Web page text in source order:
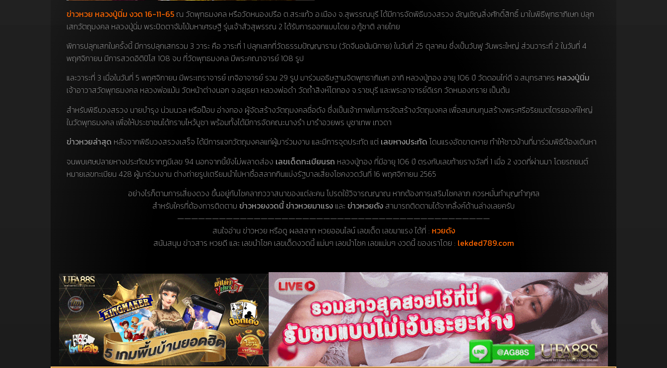
ข่าวหวย หลวงปู่นิ่ม งวด 16-11-65ณ วัดพุทธมงคล หรือวัดหนองปรือ ต.สระแก้ว อ.เมือง จ.สุพรรณบุรี ได้มีการจัดพิธีบวงสรวง อัญเชิญสิ่งศักดิ์สิทธิ์ มาในพิธีพุทธาภิเษก ปลุก
เสกวัตถุมงคล หลวงปู่นิ่ม พระปิดตาจัมโบ้มหาเศรษฐี รุ่นเจ้าสัวสุพรรณ 2 ได้รับการออกแบบโดย อ.กู้ชาติ ลายไทย
พิการปลุกเสกในครั้งนี้ มีการปลุกเสกรวม 3 วาระ คือ วาระที่ 1 ปลุกเสกที่วัดธรรมปัญญาราม (วัดจีนอนัมนิกาย) ในวันที่ 25 ตุลาคม ซึ่งเป็นวันฟู วันพระใหญ่ ส่วนวาระที่ 2 ในวันที่ 4
พฤศจิกายน มีการสวดอิติปิโส 108 จบ ที่วัดพุทธมงคล มีพระคณาจารย์ 108 รูป
และวาระที่ 3 เมื่อในวันที่ 5 พฤศจิกายน มีพระเถราจารย์ เกจิอาจารย์ รวม 29 รูป มาร่วมอธิษฐานจิตพุทธาภิเษก อาทิ หลวงปู่ทอง อายุ 106 ปี วัดดอนไก่ดี จ.สมุทรสาคร หลวงปู่นิ่ม
เจ้าอาวาสวัดพุทธมงคล หลวงพ่อแม้น วัดหน้าต่างนอก จ.อยุธยา หลวงพ่อดำ วัดถ้ำสิงห์โตทอง จ.ราชบุรี และพระอาจารย์ดิเรก วัดหนองทราย เป็นต้น
สำหรับพิธีบวงสรวง นายบำรุง น่วมนวล หรือป๊อบ อ่างทอง ผู้จัดสร้างวัตถุมงคลชื่อดัง ซึ่งเป็นเจ้าภาพในการจัดสร้างวัตถุมงคล เพื่อสมทบทุนสร้างพระศรีอริยเมตไตรยองค์ใหญ่
ในวัดพุทธมงคล เพื่อให้ประชาชนได้กราบไหว้บูชา พร้อมทั้งได้มีการจัดคณะนางรำ มารำอวยพร บูชาเทพ เทวดา
ข่าวหวยล่าสุด หลังจากพิธีบวงสรวงเสร็จ ได้มีการแจกวัตถุมงคลแก่ผู้มาร่วมงาน และมีการจุดประทัด แต่ เลขหางประทัด โดนแรงอัดขาดหาย ทำให้ชาวบ้านที่มาร่วมพิธีต้องเดินหา
จนพบเศษปลายหางประทัดปรากฏมีเลข 94 นอกจากนี้ยังไม่พลาดส่อง เลขเด็ดทะเบียนรถ หลวงปู่ทอง ที่มีอายุ 106 ปี ตรงกับเลขท้ายรางวัลที่ 1 เมื่อ 2 งวดที่ผ่านมา โดยรถยนต์
หมายเลขทะเบียน 428 ผู้มาร่วมงาน ต่างถ่ายรูปเตรียมนำไปหาซื้อสลากกินแบ่งรัฐบาลเสี่ยงโชคงวดวันที่ 16 พฤศจิกายน 2565
อย่างไรก็ตามการเสี่ยงดวง ขึ้นอยู่กับโชคลาภววาสนาของแต่ละคน โปรดใช้วิจารณญาณ หากต้องการเสริมโชคลาภ ควรหมั่นทำบุญทำกุศล
สำหรับใครที่ต้องการติดตาม ข่าวหวยงวดนี้ ข่าวหวยมาแรง และ ข่าวหวยดัง สามารถติดตามได้จากลิ้งค์ด้านล่างเลยครับ
—————————————————————————————————————————————
สนใจอ่าน ข่าวหวย หรือดู ผลสลาก หวยออนไลน์ เลขเด็ด เลขมาแรง ได้ที่ : หวยดัง
สนันสนุน ข่าวสาร หวยดี และ เลขนำโชค เลขเด็ดงวดนี้ แม่นๆ เลขนำโชค เลขแม่นๆ งวดนี้ ของเราโดย : lekded789.com